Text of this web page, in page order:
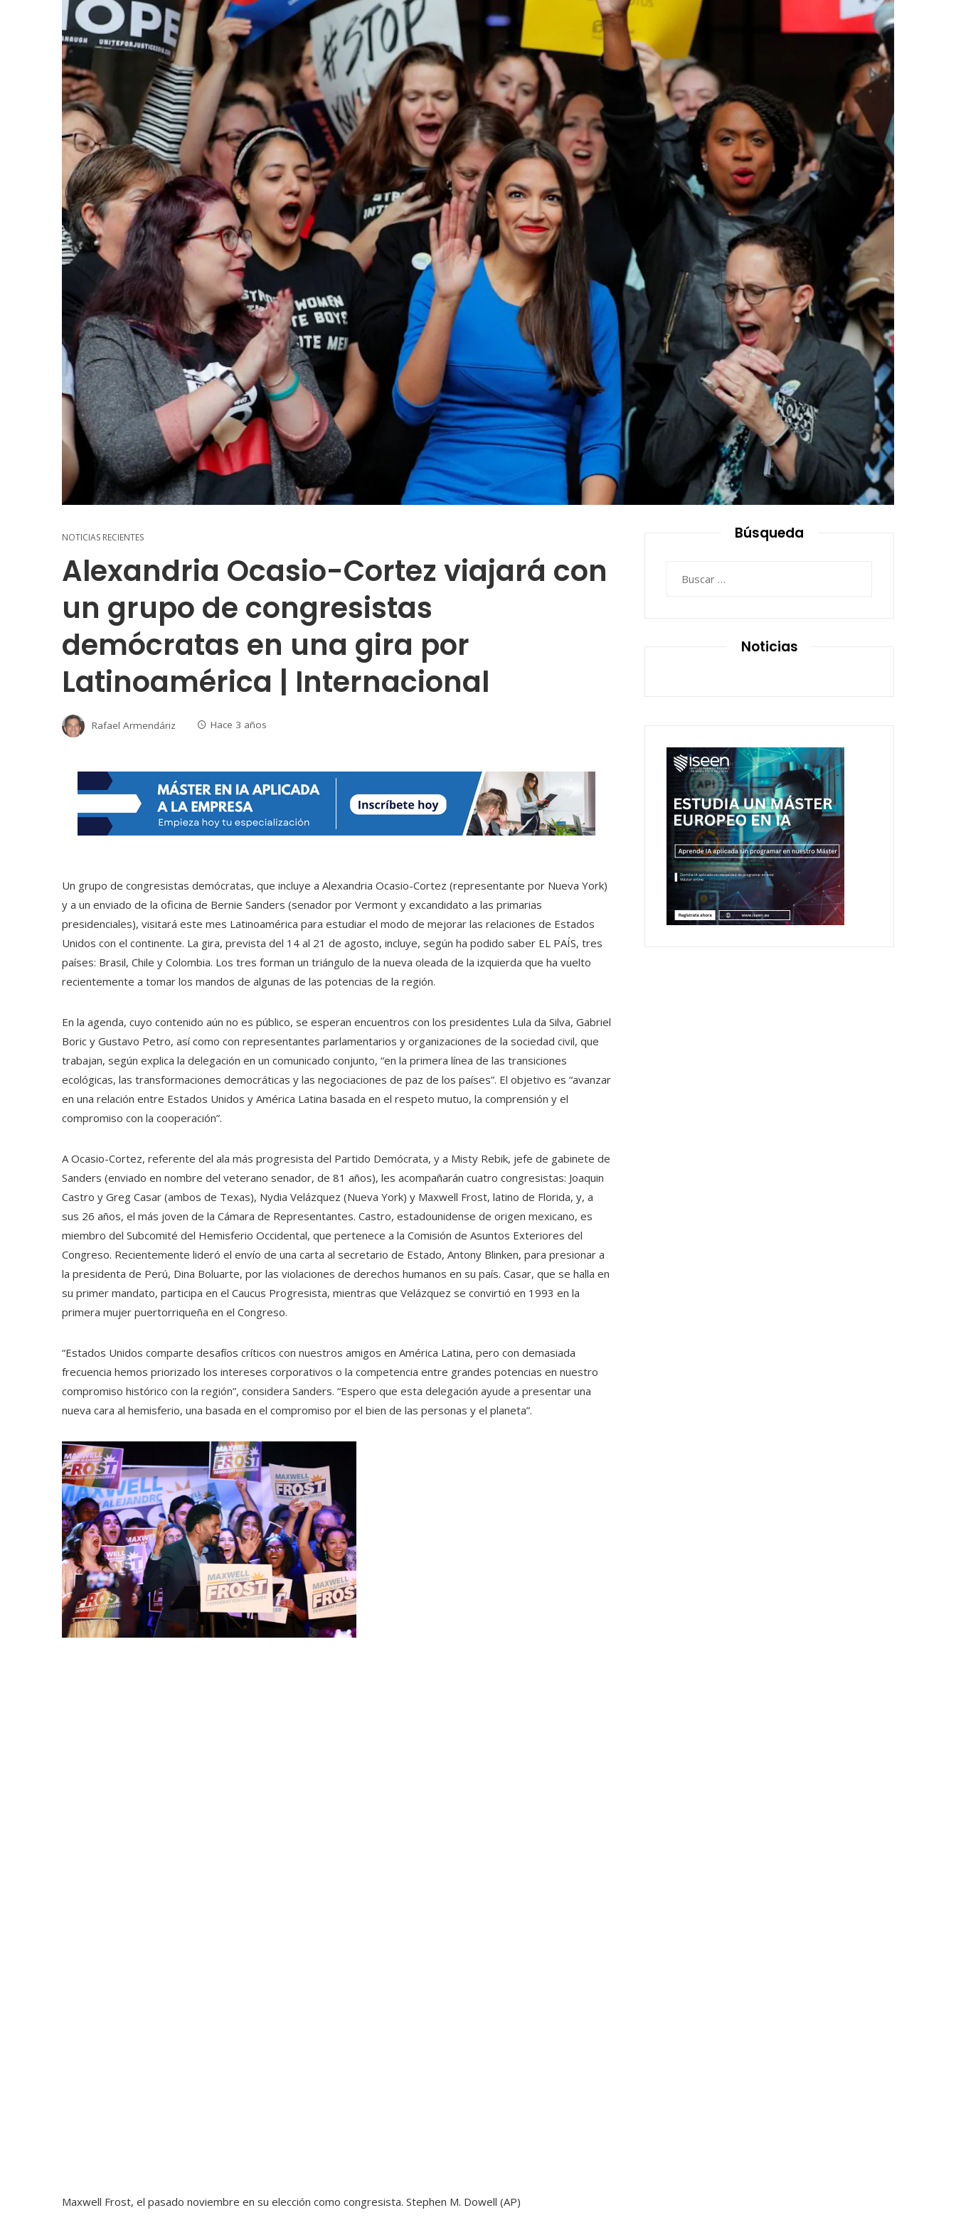
NOTICIAS RECIENTES
Alexandria Ocasio-Cortez viajará con
un grupo de congresistas
demócratas en una gira por
Latinoamérica | Internacional
Rafael Armendáriz Hace 3 años
Un grupo de congresistas demócratas, que incluye a Alexandria Ocasio-Cortez (representante por Nueva York)
y a un enviado de la oficina de Bernie Sanders (senador por Vermont y excandidato a las primarias
presidenciales), visitará este mes Latinoamérica para estudiar el modo de mejorar las relaciones de Estados
Unidos con el continente. La gira, prevista del 14 al 21 de agosto, incluye, según ha podido saber EL PAÍS, tres
países: Brasil, Chile y Colombia. Los tres forman un triángulo de la nueva oleada de la izquierda que ha vuelto
recientemente a tomar los mandos de algunas de las potencias de la región.
En la agenda, cuyo contenido aún no es público, se esperan encuentros con los presidentes Lula da Silva, Gabriel
Boric y Gustavo Petro, así como con representantes parlamentarios y organizaciones de la sociedad civil, que
trabajan, según explica la delegación en un comunicado conjunto, “en la primera línea de las transiciones
ecológicas, las transformaciones democráticas y las negociaciones de paz de los países”. El objetivo es “avanzar
en una relación entre Estados Unidos y América Latina basada en el respeto mutuo, la comprensión y el
compromiso con la cooperación”.
A Ocasio-Cortez, referente del ala más progresista del Partido Demócrata, y a Misty Rebik, jefe de gabinete de
Sanders (enviado en nombre del veterano senador, de 81 años), les acompañarán cuatro congresistas: Joaquin
Castro y Greg Casar (ambos de Texas), Nydia Velázquez (Nueva York) y Maxwell Frost, latino de Florida, y, a
sus 26 años, el más joven de la Cámara de Representantes. Castro, estadounidense de origen mexicano, es
miembro del Subcomité del Hemisferio Occidental, que pertenece a la Comisión de Asuntos Exteriores del
Congreso. Recientemente lideró el envío de una carta al secretario de Estado, Antony Blinken, para presionar a
la presidenta de Perú, Dina Boluarte, por las violaciones de derechos humanos en su país. Casar, que se halla en
su primer mandato, participa en el Caucus Progresista, mientras que Velázquez se convirtió en 1993 en la
primera mujer puertorriqueña en el Congreso.
“Estados Unidos comparte desafíos críticos con nuestros amigos en América Latina, pero con demasiada
frecuencia hemos priorizado los intereses corporativos o la competencia entre grandes potencias en nuestro
compromiso histórico con la región”, considera Sanders. “Espero que esta delegación ayude a presentar una
nueva cara al hemisferio, una basada en el compromiso por el bien de las personas y el planeta”.
Maxwell Frost, el pasado noviembre en su elección como congresista. Stephen M. Dowell (AP)
Búsqueda
Noticias